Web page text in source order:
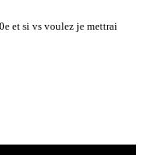
et si vs voulez je mettrai